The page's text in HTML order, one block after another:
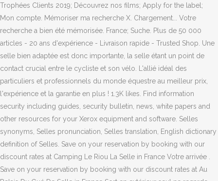
Trophées Clients 2019; Découvrez nos films; Apply for the label;
Mon compte. Mémoriser ma recherche X. Chargement... Votre
recherche a bien été mémorisée. France; Suche. Plus de 50 000
articles - 20 ans d'expérience - Livraison rapide - Trusted Shop. Une
selle bien adaptée est donc importante, la selle étant un point de
contact crucial entre le cycliste et son vélo. L'allié idéal des
particuliers et professionnels du monde équestre au meilleur prix,
l'expérience et la garantie en plus ! 1.3K likes. Find information
security including guides, security bulletin, news, white papers and
other resources for your Xerox equipment and software. Selles
synonyms, Selles pronunciation, Selles translation, English dictionary
definition of Selles. Save on your reservation by booking with our
discount rates at Camping Le Riou La Selle in France Votre arrivée .
Save on your reservation by booking with our discount rates at Au